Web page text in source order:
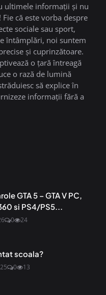
ultimele informații și nu
că este vorba despre
sociale sau sport,
întâmplări, noi suntem
și cuprinzătoare.
o țară întreagă
o rază de lumină
să explice în
informații fără a
GTA 5 – GTA V PC,
si PS4/PS5...
0 24
scoala?
0 13